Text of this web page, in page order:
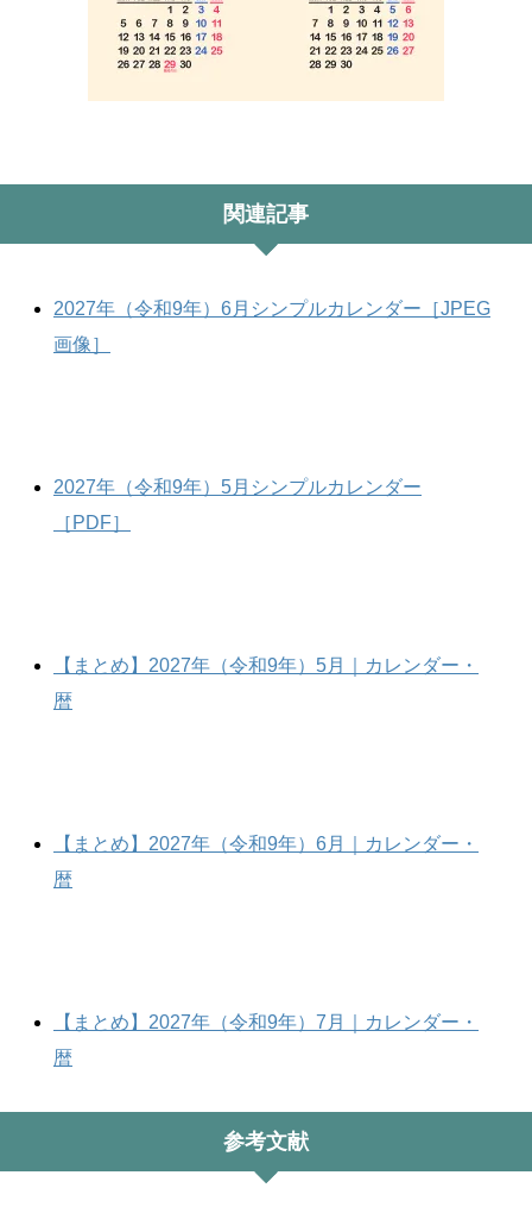
関連記事
2027年（令和9年）6月シンプルカレンダー［JPEG
画像］
2027年（令和9年）5月シンプルカレンダー
［PDF］
【まとめ】2027年（令和9年）5月｜カレンダー・
暦
【まとめ】2027年（令和9年）6月｜カレンダー・
暦
【まとめ】2027年（令和9年）7月｜カレンダー・
暦
参考文献